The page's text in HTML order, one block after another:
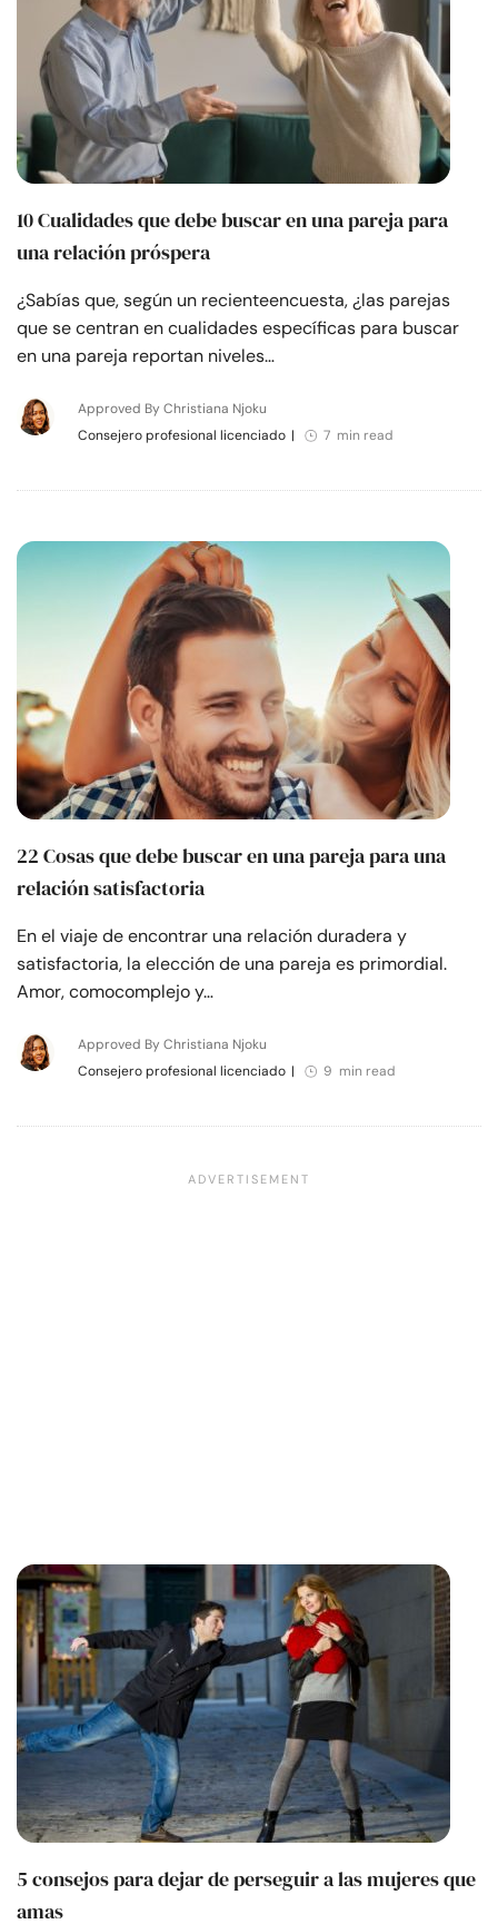
10 Cualidades que debe buscar en una pareja para
una relación próspera
¿Sabías que, según un recienteencuesta, ¿las parejas
que se centran en cualidades específicas para buscar
en una pareja reportan niveles…
Approved By Christiana Njoku
Consejero profesional licenciado | 7 min read
22 Cosas que debe buscar en una pareja para una
relación satisfactoria
En el viaje de encontrar una relación duradera y
satisfactoria, la elección de una pareja es primordial.
Amor, comocomplejo y…
Approved By Christiana Njoku
Consejero profesional licenciado | 9 min read
5 consejos para dejar de perseguir a las mujeres que
amas